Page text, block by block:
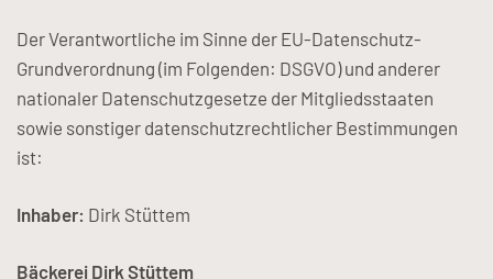
Der Verantwortliche im Sinne der EU-Datenschutz-
Grundverordnung (im Folgenden: DSGVO) und anderer
nationaler Datenschutzgesetze der Mitgliedsstaaten
sowie sonstiger datenschutzrechtlicher Bestimmungen
ist:
Inhaber: Dirk Stüttem
Bäckerei Dirk Stüttem